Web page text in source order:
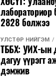
лабораториор
2828 болжээ
УЛСТӨР НИЙГЭМ
ТББХ: УИХ-ын
дагуу үүрэгт
дэмжив